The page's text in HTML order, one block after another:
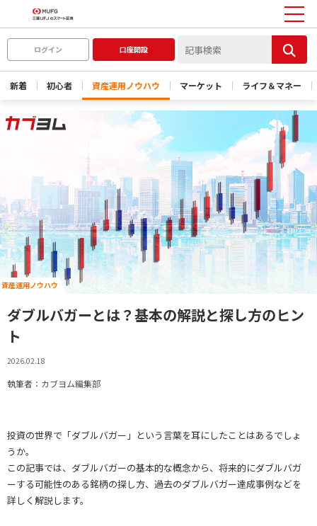
ログイン 口座開設
新着 初心者 資産運用ノウハウ マーケット ライフ＆マネー
資産運用ノウハウ
ダブルバガーとは？基本の解説と探し方のヒン
ト
2026.02.18
執筆者：カブヨム編集部
投資の世界で「ダブルバガー」という言葉を耳にしたことはあるでしょ
うか。
この記事では、ダブルバガーの基本的な概念から、将来的にダブルバガ
ーする可能性のある銘柄の探し方、過去のダブルバガー達成事例などを
詳しく解説します。